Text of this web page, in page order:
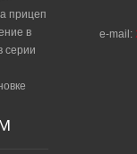
прицеп
в
серии
e-mail: